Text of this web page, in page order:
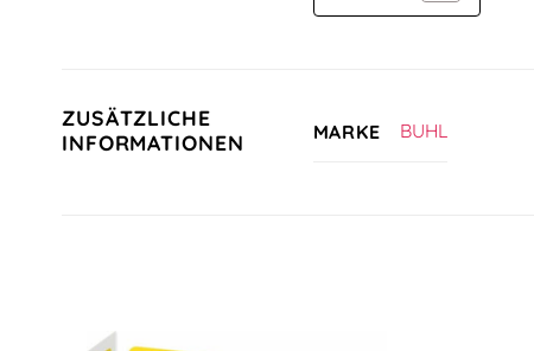
ZUSÄTZLICHE
INFORMATIONEN
MARKE BUHL